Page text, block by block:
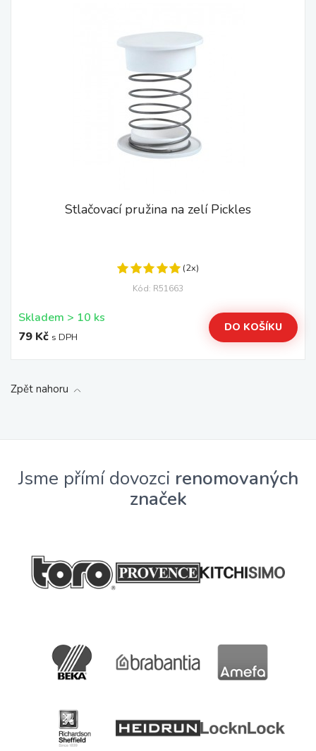
Stlačovací pružina na zelí Pickles
(2x)
Kód: R51663
Skladem > 10 ks
79 Kč s DPH
DO KOŠÍKU
Zpět nahoru
Jsme přímí dovozci renomovaných
značek